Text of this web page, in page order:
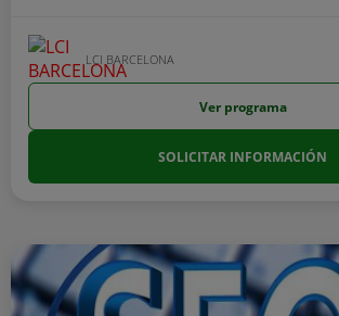
LCI BARCELONA
Ver programa
SOLICITAR INFORMACIÓN